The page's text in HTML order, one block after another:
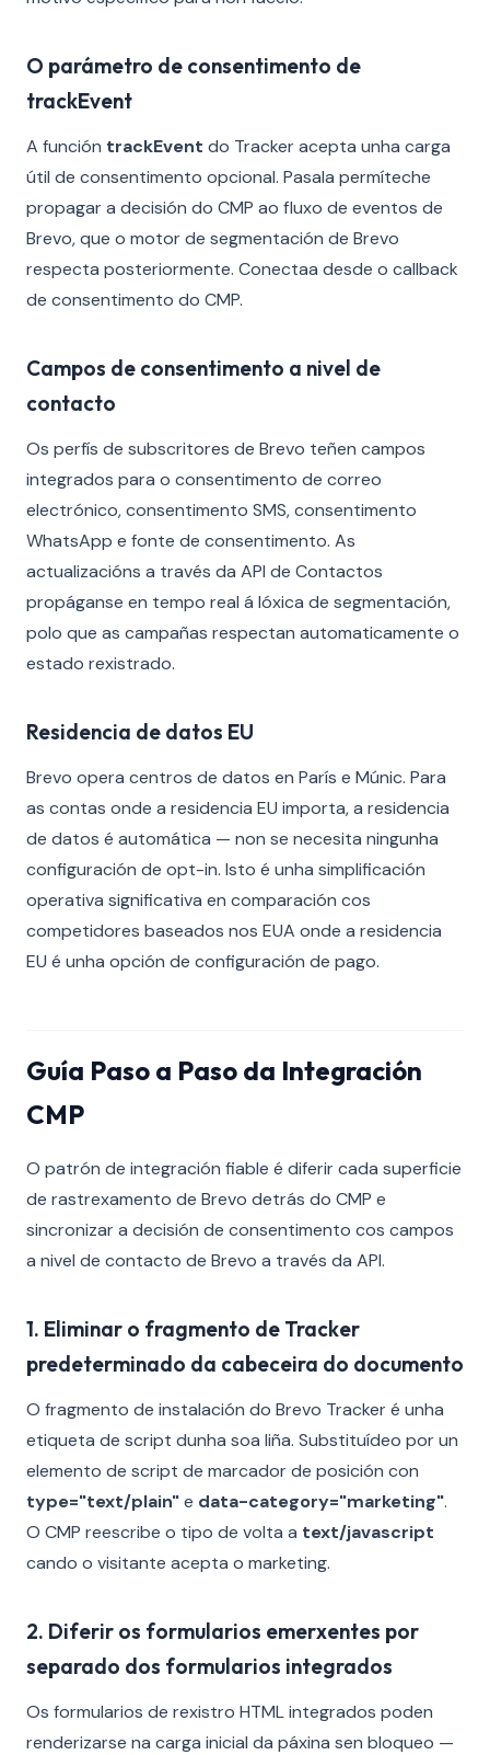
O parámetro de consentimento de
trackEvent
A función trackEvent do Tracker acepta unha carga
útil de consentimento opcional. Pasala permíteche
propagar a decisión do CMP ao fluxo de eventos de
Brevo, que o motor de segmentación de Brevo
respecta posteriormente. Conectaa desde o callback
de consentimento do CMP.
Campos de consentimento a nivel de
contacto
Os perfís de subscritores de Brevo teñen campos
integrados para o consentimento de correo
electrónico, consentimento SMS, consentimento
WhatsApp e fonte de consentimento. As
actualizacións a través da API de Contactos
propáganse en tempo real á lóxica de segmentación,
polo que as campañas respectan automaticamente o
estado rexistrado.
Residencia de datos EU
Brevo opera centros de datos en París e Múnic. Para
as contas onde a residencia EU importa, a residencia
de datos é automática — non se necesita ningunha
configuración de opt-in. Isto é unha simplificación
operativa significativa en comparación cos
competidores baseados nos EUA onde a residencia
EU é unha opción de configuración de pago.
Guía Paso a Paso da Integración
CMP
O patrón de integración fiable é diferir cada superficie
de rastrexamento de Brevo detrás do CMP e
sincronizar a decisión de consentimento cos campos
a nivel de contacto de Brevo a través da API.
1. Eliminar o fragmento de Tracker
predeterminado da cabeceira do documento
O fragmento de instalación do Brevo Tracker é unha
etiqueta de script dunha soa liña. Substituídeo por un
elemento de script de marcador de posición con
type="text/plain"e data-category="marketing".
O CMP reescribe o tipo de volta a text/javascript
cando o visitante acepta o marketing.
2. Diferir os formularios emerxentes por
separado dos formularios integrados
Os formularios de rexistro HTML integrados poden
renderizarse na carga inicial da páxina sen bloqueo —